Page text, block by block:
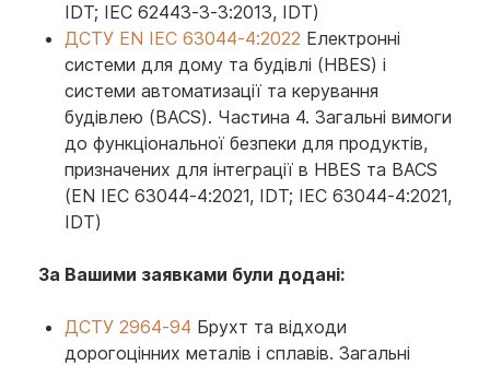
IDT; IEC 62443-3-3:2013, IDT)
ДСТУ EN IEC 63044-4:2022 Електронні
системи для дому та будівлі (HBES) і
системи автоматизації та керування
будівлею (BACS). Частина 4. Загальні вимоги
до функціональної безпеки для продуктів,
призначених для інтеграції в HBES та BACS
(EN IEC 63044-4:2021, IDT; IEC 63044-4:2021,
IDT)
За Вашими заявками були додані:
ДСТУ 2964-94 Брухт та відходи
дорогоцінних металів і сплавів. Загальні